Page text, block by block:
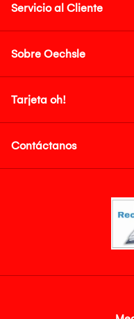
Servicio al Cliente
Sobre Oechsle
Tarjeta oh!
Contáctanos